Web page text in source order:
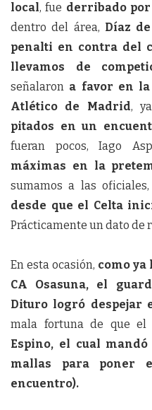
local, fue derribado por
dentro del área, Díaz
penalti en contra del
llevamos de
señalaron a favor en
Atlético de Madrid,
pitados en un
fueran pocos, Iago
máximas en la
sumamos a las
desde que el Celta
Prácticamente un dato de
En esta ocasión, como
CA Osasuna, el
Dituro logró despejar
mala fortuna de que el
Espino, el cual
mallas para poner
encuentro).